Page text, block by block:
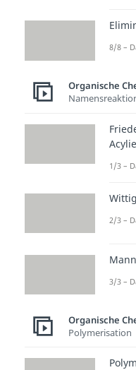
8/8 –
Organische
1/3 –
2/3 –
3/3 –
Organische
Polymerisation